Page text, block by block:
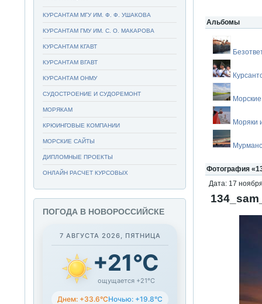
Альбомы
Моряки
Фотография
Дата: 17
КУРСАНТАМ МГУ ИМ. Ф. Ф. УШАКОВА
КУРСАНТАМ ГМУ ИМ. С. О. МАКАРОВА
КУРСАНТАМ КГАВТ
КУРСАНТАМ ВГАВТ
КУРСАНТАМ ОНМУ
СУДОСТРОЕНИЕ И СУДОРЕМОНТ
МОРЯКАМ
КРЮИНГОВЫЕ КОМПАНИИ
МОРСКИЕ САЙТЫ
ДИПЛОМНЫЕ ПРОЕКТЫ
ОНЛАЙН РАСЧЕТ КУРСОВЫХ
ПОГОДА В НОВОРОССИЙСКЕ
7 АВГУСТА 2026, ПЯТНИЦА
+21°C
ощущается +21°C
Днем: +33.6°CНочью: +19.8°C